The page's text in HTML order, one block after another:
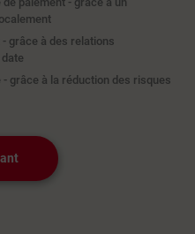
grâce à des relations
grâce à la réduction des risques